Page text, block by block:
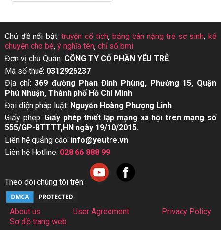
Chủ đề nổi bật:truyện cổ tích, bảng cân nặng trẻ sơ sinh,kể
chuyện cho bé, ý nghĩa tên, chỉ số bmi
Đơn vị chủ Quản: CÔNG TY CỔ PHẦN YÊU TRẺ
Mã số thuế: 0312926237
Địa chỉ:369 đường Phan Đình Phùng, Phường 15, Quận
Phú Nhuận, Thành phố Hồ Chí Minh
Đại diện pháp luật: Nguyễn Hoàng Phượng Linh
Giấy phép: Giấy phép thiết lập mạng xã hội trên mạng số
555/GP-BTTTT,HN ngày 19/10/2015.
Liên hệ quảng cáo: info@yeutre.vn
Liên hệ Hotline: 028 66 888 99
Theo dõi chúng tôi trên:
About us User Agreement
Privacy Policy
Sơ đồ trang web